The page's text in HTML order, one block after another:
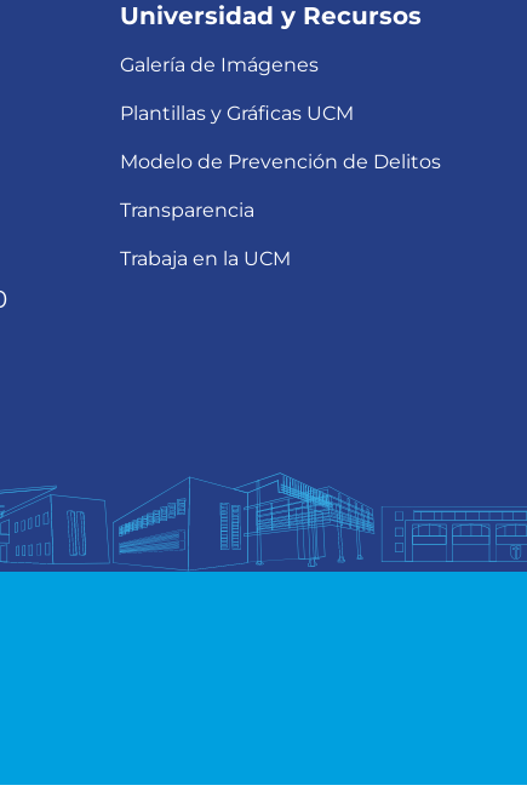
Universidad y Recursos
Galería de Imágenes
Plantillas y Gráficas UCM
Modelo de Prevención de Delitos
Transparencia
Trabaja en la UCM